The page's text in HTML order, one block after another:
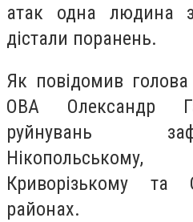
атак одна людина
дістали поранень.
Як повідомив голова
ОВА Олександр
руйнувань
Криворізькому та
районах.